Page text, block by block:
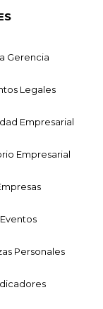
Gerencia
Legales
Empresarial
Empresarial
Eventos
Personales